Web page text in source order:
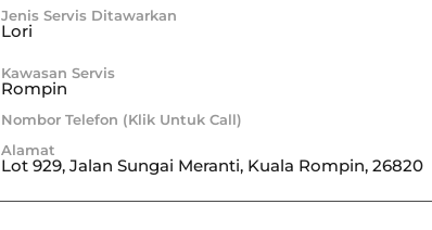
Jenis Servis Ditawarkan
Lori
Kawasan Servis
Rompin
Nombor Telefon (Klik Untuk Call)
Alamat
Lot 929, Jalan Sungai Meranti, Kuala Rompin, 26820